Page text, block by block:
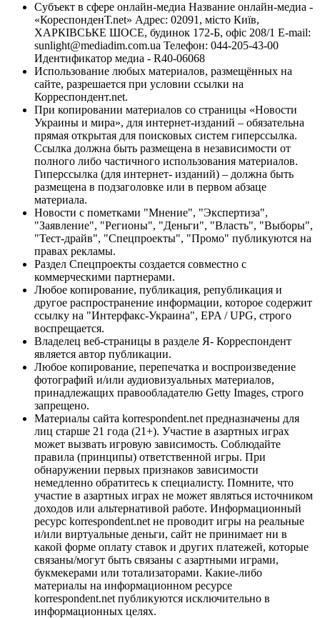
Субъект в сфере онлайн-медиа Название онлайн-медиа -
«КореспонденТ.net» Адрес: 02091, місто Київ,
ХАРКІВСЬКЕ ШОСЕ, будинок 172-Б, офіс 208/1 E-mail:
sunlight@mediadim.com.ua Телефон: 044-205-43-00
Идентификатор медиа - R40-06068
Использование любых материалов, размещённых на
сайте, разрешается при условии ссылки на
Корреспондент.net.
При копировании материалов со страницы «Новости
Украины и мира», для интернет-изданий – обязательна
прямая открытая для поисковых систем гиперссылка.
Ссылка должна быть размещена в независимости от
полного либо частичного использования материалов.
Гиперссылка (для интернет- изданий) – должна быть
размещена в подзаголовке или в первом абзаце
материала.
Новости с пометками "Мнение", "Экспертиза",
"Заявление", "Регионы", "Деньги", "Власть", "Выборы",
"Тест-драйв", "Спецпроекты", "Промо" публикуются на
правах рекламы.
Раздел Спецпроекты создается совместно с
коммерческими партнерами.
Любое копирование, публикация, републикация и
другое распространение информации, которое содержит
ссылку на "Интерфакс-Украина", EPA / UPG, строго
воспрещается.
Владелец веб-страницы в разделе Я- Корреспондент
является автор публикации.
Любое копирование, перепечатка и воспроизведение
фотографий и/или аудиовизуальных материалов,
принадлежащих правообладателю Getty Images, строго
запрещено.
Материалы сайта korrespondent.net предназначены для
лиц старше 21 года (21+). Участие в азартных играх
может вызвать игровую зависимость. Соблюдайте
правила (принципы) ответственной игры. При
обнаружении первых признаков зависимости
немедленно обратитесь к специалисту. Помните, что
участие в азартных играх не может являться источником
доходов или альтернативой работе. Информационный
ресурс korrespondent.net не проводит игры на реальные
и/или виртуальные деньги, сайт не принимает ни в
какой форме оплату ставок и других платежей, которые
связаны/могут быть связаны с азартными играми,
букмекерами или тотализаторами. Какие-либо
материалы на информационном ресурсе
korrespondent.net публикуются исключительно в
информационных целях.